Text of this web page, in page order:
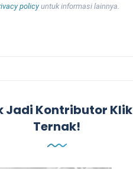
policyuntuk informasi lainnya.
Jadi Kontributor Klik
Ternak!